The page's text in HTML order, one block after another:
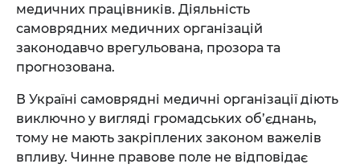
медичних працівників. Діяльність
самоврядних медичних організацій
законодавчо врегульована, прозора та
прогнозована.
В Україні самоврядні медичні організації діють
виключно у вигляді громадських об’єднань,
тому не мають закріплених законом важелів
впливу. Чинне правове поле не відповідає